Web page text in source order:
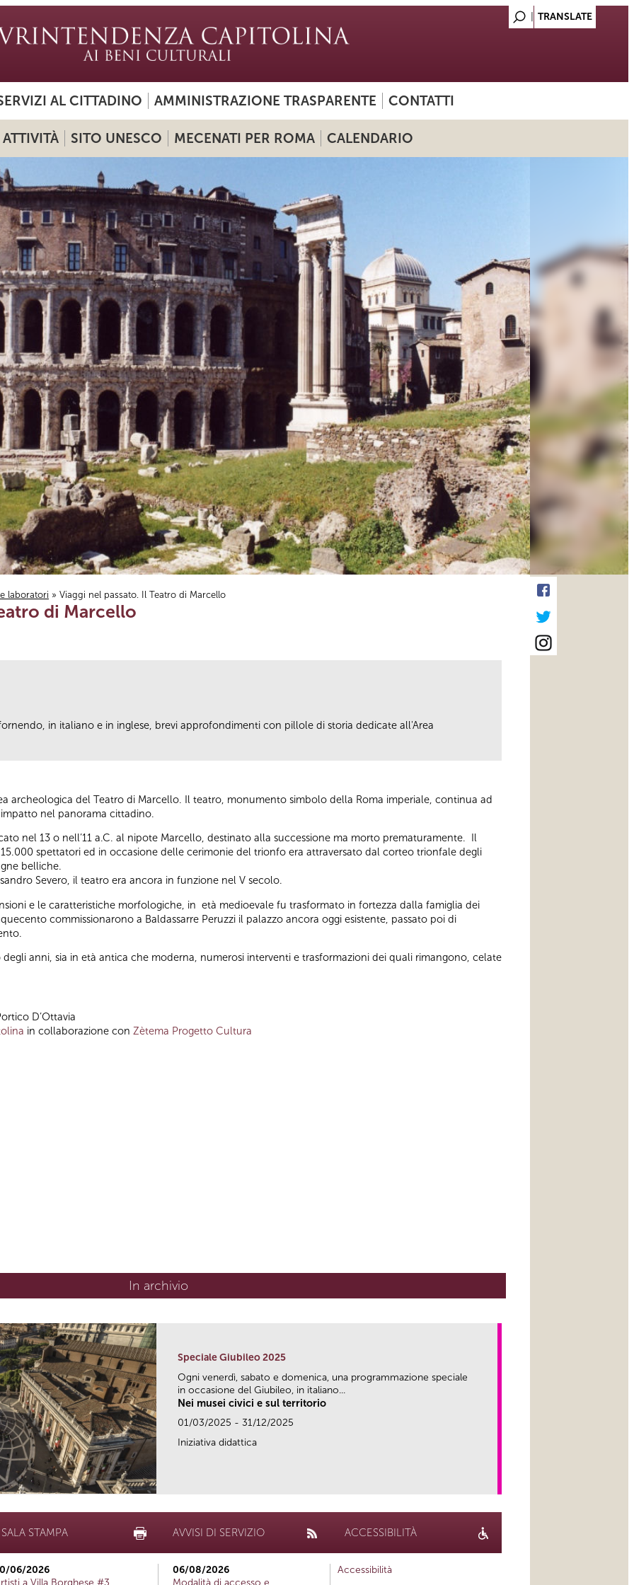
AL CITTADINO AMMINISTRAZIONE TRASPARENTE CONTATTI
ATTIVITÀ SITO UNESCO MECENATI PER ROMA CALENDARIO
laboratori » Viaggi nel passato. Il Teatro di Marcello
di Marcello
in italiano e in inglese, brevi approfondimenti con pillole di storia dedicate all'Area
archeologica del Teatro di Marcello. Il teatro, monumento simbolo della Roma imperiale, continua ad
nel panorama cittadino.
nel 13 o nell’11 a.C. al nipote Marcello, destinato alla successione ma morto prematuramente. Il
spettatori ed in occasione delle cerimonie del trionfo era attraversato dal corteo trionfale degli
belliche.
Severo, il teatro era ancora in funzione nel V secolo.
e le caratteristiche morfologiche, in età medioevale fu trasformato in fortezza dalla famiglia dei
commissionarono a Baldassarre Peruzzi il palazzo ancora oggi esistente, passato poi di
anni, sia in età antica che moderna, numerosi interventi e trasformazioni dei quali rimangono, celate
D’Ottavia
in collaborazione con Zètema Progetto Cultura
In archivio
Speciale Giubileo 2025
Ogni venerdì, sabato e domenica, una programmazione speciale
in occasione del Giubileo, in italiano...
Nei musei civici e sul territorio
01/03/2025 - 31/12/2025
Iniziativa didattica
SALA STAMPA
06/2026
AVVISI DI SERVIZIO
06/08/2026
ACCESSIBILITÀ
Accessibilità